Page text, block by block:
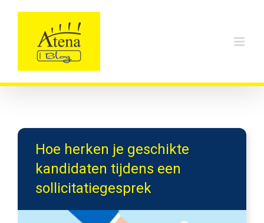
Hoe herken je geschikte
kandidaten tijdens een
sollicitatiegesprek